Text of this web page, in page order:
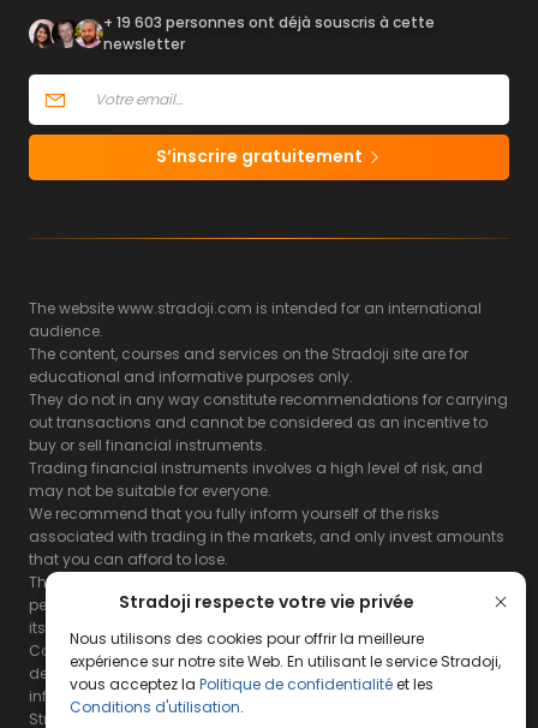
Stradoji respecte votre vie privée
Nous utilisons des cookies pour offrir la meilleure
expérience sur notre site Web. En utilisant le service Stradoji,
vous acceptez la Politique de confidentialitéet les
Conditions d'utilisation.
+ 19 603 personnes ont déjà souscris à cette
newsletter
S’inscrire gratuitement
The website www.stradoji.com is intended for an international
audience.
The content, courses and services on the Stradoji site are for
educational and informative purposes only.
They do not in any way constitute recommendations for carrying
out transactions and cannot be considered as an incentive to
buy or sell financial instruments.
Trading financial instruments involves a high level of risk, and
may not be suitable for everyone.
We recommend that you fully inform yourself of the risks
associated with trading in the markets, and only invest amounts
that you can afford to lose.
The Stradoji site does not guarantee the results or the
performance of products based on the information contained on
its site and its servers.
Consequently, the Stradoji site and its publishing company
decline all responsibility in the use that may be made of this
information and the consequences that may result therefrom.
Stradoji Services are not authorized for US citizens or US residents.